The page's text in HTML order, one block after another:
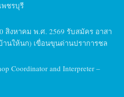
พชรบุรี
สิงหาคม พ.ศ. 2569 รับสมัคร อาสา
านให้นก) เขื่อนขุนด่านปราการชล
Coordinator and Interpreter –